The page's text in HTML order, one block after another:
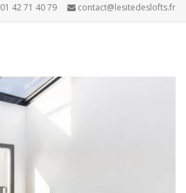
01 42 71 40 79 contact@lesitedeslofts.fr